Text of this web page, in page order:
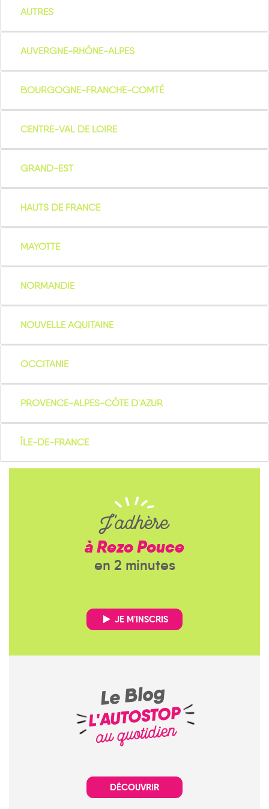
AUTRES
AUVERGNE-RHÔNE-ALPES
BOURGOGNE-FRANCHE-COMTÉ
CENTRE-VAL DE LOIRE
GRAND-EST
HAUTS DE FRANCE
MAYOTTE
NORMANDIE
NOUVELLE AQUITAINE
OCCITANIE
PROVENCE-ALPES-CÔTE D'AZUR
ÎLE-DE-FRANCE
J'adhère
à Rezo Pouce
en 2 minutes
JE M'INSCRIS
Le Blog
L'AUTOSTOP
au quotidien
DÉCOUVRIR